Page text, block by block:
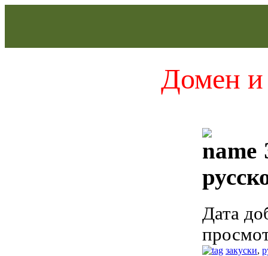
Домен и
Дата
закуски,